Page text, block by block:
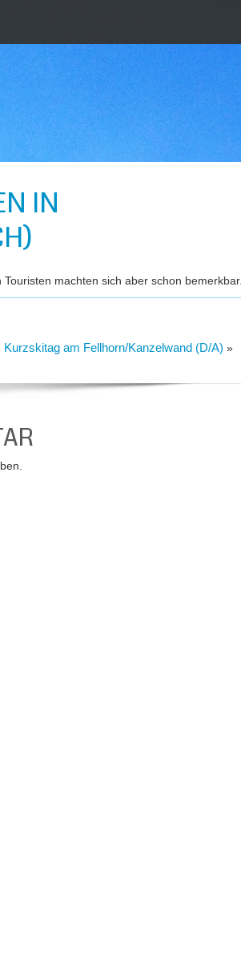
IN
machten sich aber schon bemerkbar.
Kurzskitag am Fellhorn/Kanzelwand (D/A) »